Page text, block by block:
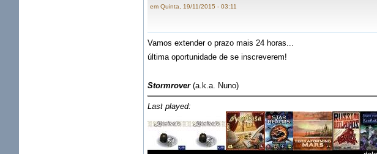
em Quinta, 19/11/2015 - 03:11
Vamos extender o prazo mais 24 horas...
última oportunidade de se inscreverem!
Stormrover(a.k.a. Nuno)
Last played: